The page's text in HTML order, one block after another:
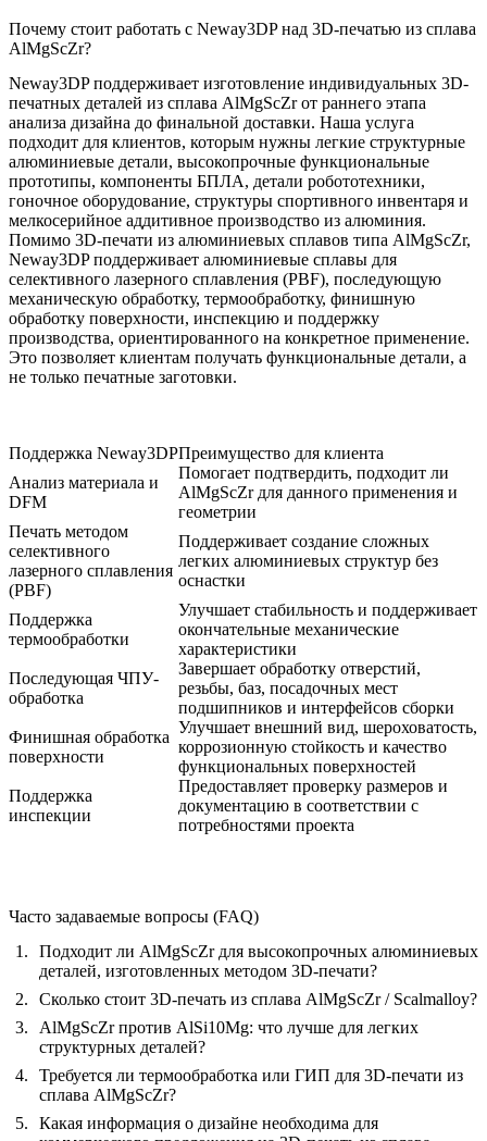
Почему стоит работать с Neway3DP над 3D-печатью из сплава
AlMgScZr?
Neway3DP поддерживает изготовление индивидуальных 3D-
печатных деталей из сплава AlMgScZr от раннего этапа
анализа дизайна до финальной доставки. Наша услуга
подходит для клиентов, которым нужны легкие структурные
алюминиевые детали, высокопрочные функциональные
прототипы, компоненты БПЛА, детали робототехники,
гоночное оборудование, структуры спортивного инвентаря и
мелкосерийное аддитивное производство из алюминия.
Помимо 3D-печати из алюминиевых сплавов типа AlMgScZr,
Neway3DP поддерживает алюминиевые сплавы для
селективного лазерного сплавления (PBF), последующую
механическую обработку, термообработку, финишную
обработку поверхности, инспекцию и поддержку
производства, ориентированного на конкретное применение.
Это позволяет клиентам получать функциональные детали, а
не только печатные заготовки.
Поддержка Neway3DPПреимущество для клиента
Анализ материала и
DFM
Помогает подтвердить, подходит ли
AlMgScZr для данного применения и
геометрии
Печать методом
селективного
лазерного сплавления
(PBF)
Поддерживает создание сложных
легких алюминиевых структур без
оснастки
Поддержка
термообработки
Улучшает стабильность и поддерживает
окончательные механические
характеристики
Последующая ЧПУ-
обработка
Завершает обработку отверстий,
резьбы, баз, посадочных мест
подшипников и интерфейсов сборки
Финишная обработка
поверхности
Улучшает внешний вид, шероховатость,
коррозионную стойкость и качество
функциональных поверхностей
Поддержка
инспекции
Предоставляет проверку размеров и
документацию в соответствии с
потребностями проекта
Часто задаваемые вопросы (FAQ)
Подходит ли AlMgScZr для высокопрочных алюминиевых
деталей, изготовленных методом 3D-печати?
Сколько стоит 3D-печать из сплава AlMgScZr / Scalmalloy?
AlMgScZr против AlSi10Mg: что лучше для легких
структурных деталей?
Требуется ли термообработка или ГИП для 3D-печати из
сплава AlMgScZr?
Какая информация о дизайне необходима для